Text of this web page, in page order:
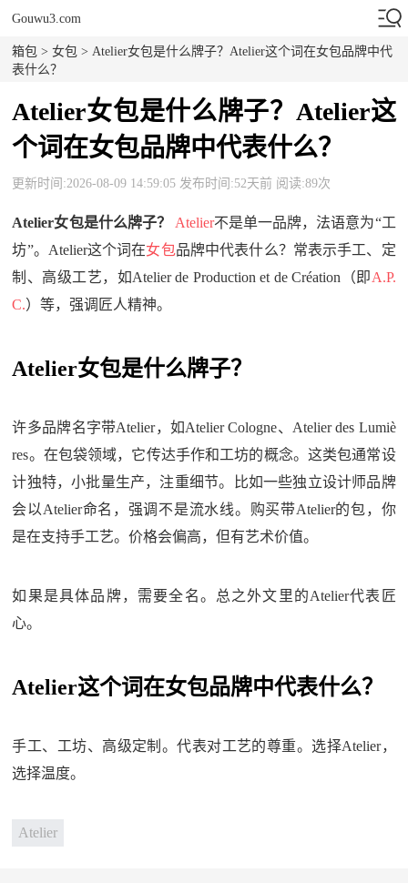
Gouwu3.com
箱包 >女包 > Atelier女包是什么牌子？Atelier这个词在女包品牌中代
表什么？
Atelier女包是什么牌子？Atelier这
个词在女包品牌中代表什么？
更新时间:2026-08-09 14:59:05 发布时间:52天前 阅读:89次
Atelier女包是什么牌子？ Atelier不是单一品牌，法语意为“工
坊”。Atelier这个词在女包品牌中代表什么？常表示手工、定
制、高级工艺，如Atelier de Production et de Création（即A.P.
C.）等，强调匠人精神。
Atelier女包是什么牌子？
许多品牌名字带Atelier，如Atelier Cologne、Atelier des Lumiè
res。在包袋领域，它传达手作和工坊的概念。这类包通常设
计独特，小批量生产，注重细节。比如一些独立设计师品牌
会以Atelier命名，强调不是流水线。购买带Atelier的包，你
是在支持手工艺。价格会偏高，但有艺术价值。
如果是具体品牌，需要全名。总之外文里的Atelier代表匠
心。
Atelier这个词在女包品牌中代表什么？
手工、工坊、高级定制。代表对工艺的尊重。选择Atelier，
选择温度。
Atelier